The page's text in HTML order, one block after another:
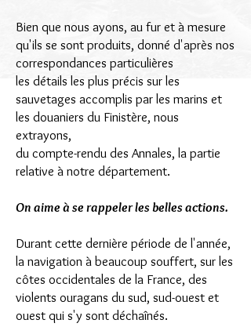
Bien que nous ayons, au fur et à mesure
qu'ils se sont produits, donné d'après nos
correspondances particulières
les détails les plus précis sur les
sauvetages accomplis par les marins et
les douaniers du Finistère, nous
extrayons,
du compte-rendu des Annales, la partie
relative à notre département.
On aime à se rappeler les belles actions.
Durant cette dernière période de l'année,
la navigation à beaucoup souffert, sur les
côtes occidentales de la France, des
violents ouragans du sud, sud-ouest et
ouest qui s'y sont déchaînés.